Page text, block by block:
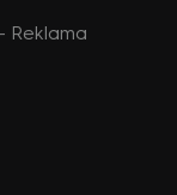
Reklama